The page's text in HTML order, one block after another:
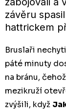
závěru
hattrickem
Bruslaři
páté minuty
na bránu,
mezikruží
zvýšili, když